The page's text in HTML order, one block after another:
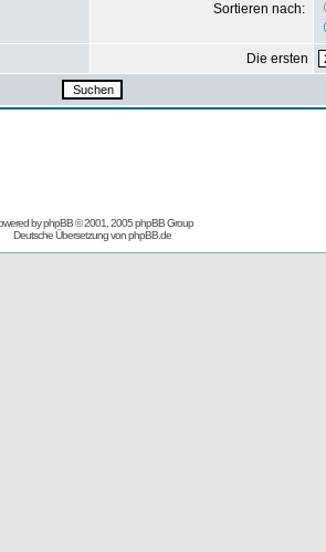
Sortieren nach:
Die ersten
byphpBB© 2001, 2005 phpBB Group
Deutsche Übersetzung vonphpBB.de